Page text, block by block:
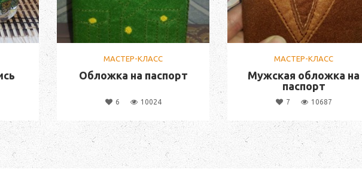
МАСТЕР-КЛАСС
Обложка на паспорт
6 10024
МАСТЕР-КЛАСС
Мужская обложка на
паспорт
7 10687